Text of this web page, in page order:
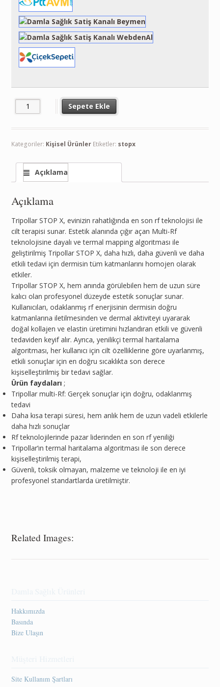
Sepete Ekle
Kategoriler: Kişisel Ürünler Etiketler: stopx
Açıklama
Açıklama
Tripollar STOP X, evinizin rahatlığında en son rf teknolojisi ile
cilt terapisi sunar. Estetik alanında çığır açan Multi-Rf
teknolojisine dayalı ve termal mapping algoritması ile
geliştirilmiş Tripollar STOP X, daha hızlı, daha güvenli ve daha
etkili tedavi için dermisin tüm katmanlarını homojen olarak
etkiler.
Tripollar STOP X, hem anında görülebilen hem de uzun süre
kalıcı olan profesyonel düzeyde estetik sonuçlar sunar.
Kullanıcıları, odaklanmış rf enerjisinin dermisin doğru
katmanlarına iletilmesinden ve dermal aktiviteyi uyararak
doğal kollajen ve elastin üretimini hızlandıran etkili ve güvenli
tedaviden keyif alır. Ayrıca, yenilikçi termal haritalama
algoritması, her kullanıcı için cilt özelliklerine göre uyarlanmış,
etkili sonuçlar için en doğru sıcaklıkta son derece
kişiselleştirilmiş bir tedavi sağlar.
Ürün faydaları ;
Tripollar multi-Rf: Gerçek sonuçlar için doğru, odaklanmış
tedavi
Daha kısa terapi süresi, hem anlık hem de uzun vadeli etkilerle
daha hızlı sonuçlar
Rf teknolojilerinde pazar liderinden en son rf yeniliği
Tripollar’ın termal haritalama algoritması ile son derece
kişiselleştirilmiş terapi,
Güvenli, toksik olmayan, malzeme ve teknoloji ile en iyi
profesyonel standartlarda üretilmiştir.
Related Images:
Hakkımızda
Basında
Bize Ulaşın
Site Kullanım Şartları